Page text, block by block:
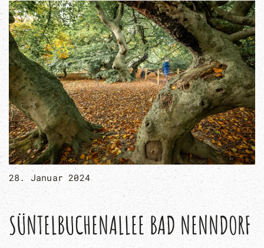
28. Januar 2024
SÜNTELBUCHENALLEE BAD NENNDORF